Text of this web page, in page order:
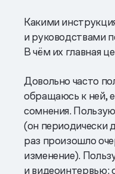
Какими
и руководствами
В чём их главная
Довольно часто
обращаюсь к ней,
сомнения.
(он периодически
раз произошло
изменение).
и видеоинтервью: